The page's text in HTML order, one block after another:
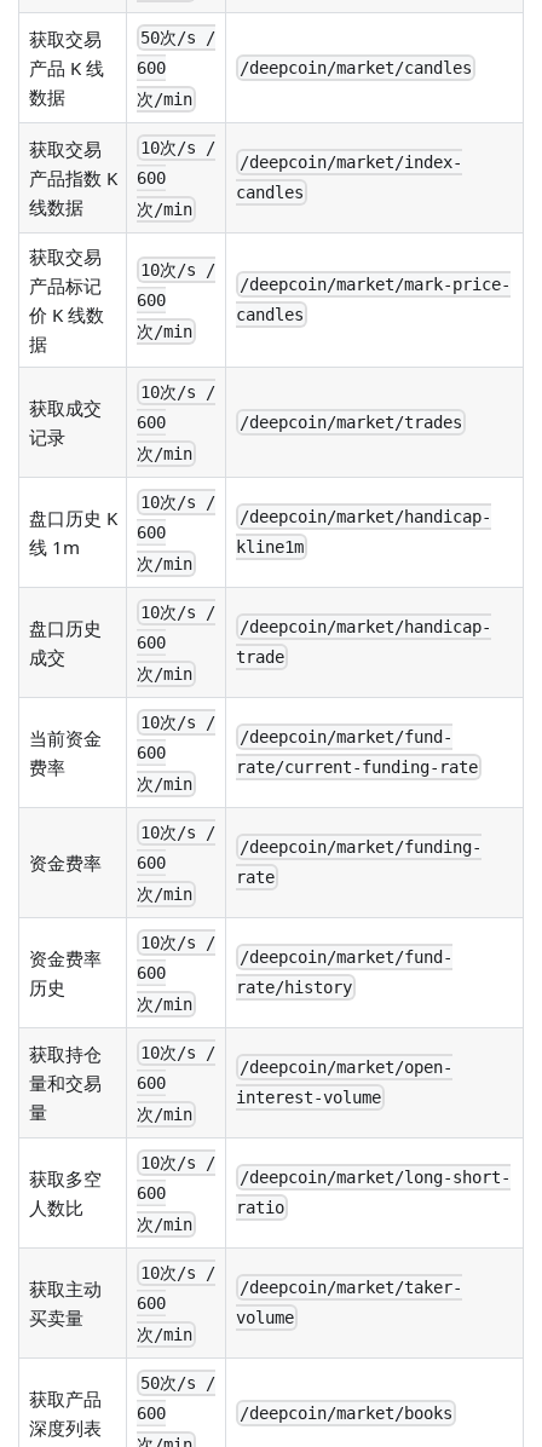
获取交易
产品 K 线
数据
50次/s /
600
次/min
/deepcoin/market/candles
获取交易
产品指数 K
线数据
10次/s /
600
次/min
/deepcoin/market/index-
candles
获取交易
产品标记
价 K 线数
据
10次/s /
600
次/min
/deepcoin/market/mark-price-
candles
获取成交
记录
10次/s /
600
次/min
/deepcoin/market/trades
盘口历史 K
线 1m
10次/s /
600
次/min
/deepcoin/market/handicap-
kline1m
盘口历史
成交
10次/s /
600
次/min
/deepcoin/market/handicap-
trade
当前资金
费率
10次/s /
600
次/min
/deepcoin/market/fund-
rate/current-funding-rate
资金费率
10次/s /
600
次/min
/deepcoin/market/funding-
rate
资金费率
历史
10次/s /
600
次/min
/deepcoin/market/fund-
rate/history
获取持仓
量和交易
量
10次/s /
600
次/min
/deepcoin/market/open-
interest-volume
获取多空
人数比
10次/s /
600
次/min
/deepcoin/market/long-short-
ratio
获取主动
买卖量
10次/s /
600
次/min
/deepcoin/market/taker-
volume
获取产品
深度列表
50次/s /
600
/deepcoin/market/books